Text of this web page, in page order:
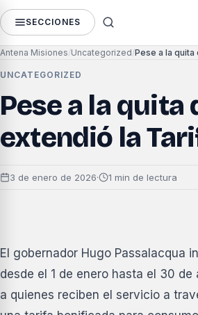
SECCIONES
Antena Misiones Uncategorized
UNCATEGORIZED
Pese a la
extendió la
3 de enero de 2026· 1 min de lectura
El gobernador Hugo Passalacqua
desde el 1 de enero hasta el 30
a quienes reciben el servicio a